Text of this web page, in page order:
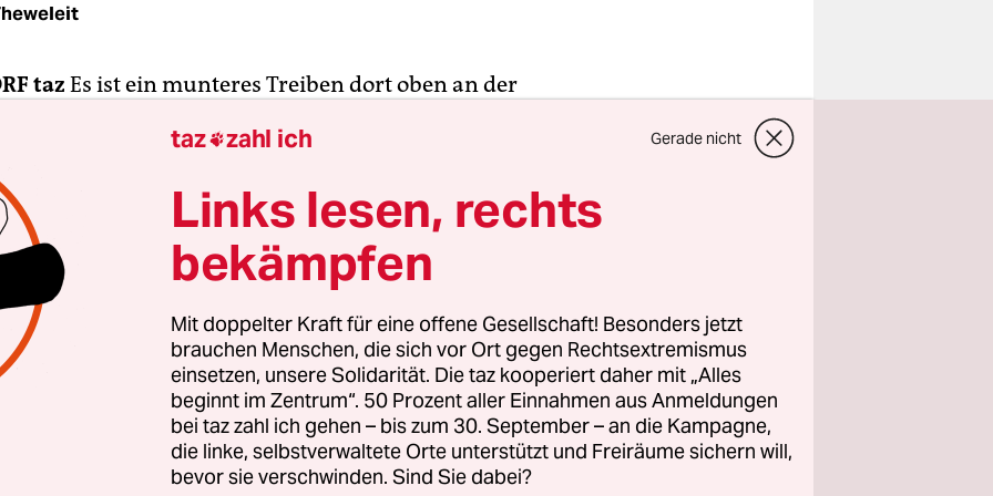
taz Es ist ein munteres Treiben dort oben an der
auf Platz 1: Leverkusen, Hertha BSC, Hoffenheim
1:2-Sieg bei Bayer Leverkusen ist der Hamburger SV an
Und Bayer mag einfach nicht so richtig ankommen in
Düsseldorf.
zum dramatischen Sieg von Hoffenheim hatte Bayer sich
einen abwartenden Beginn entschieden. Zunächst
etwas, dann leitete Hamburgs Paulo Guerrero die erste
Torszene der Partie einleitete. Der Peruaner setzte
außen gegen den ungeschickten Henrique durch, legte
Marcell Jansen, der sich den Ball auf den schwächeren
taz zahl ich Gerade nicht
Links lesen, rechts
bekämpfen
Mit doppelter Kraft für eine offene Gesellschaft! Besonders jetzt
brauchen Menschen, die sich vor Ort gegen Rechtsextremismus
einsetzen, unsere Solidarität. Die taz kooperiert daher mit „Alles
beginnt im Zentrum“. 50 Prozent aller Einnahmen aus Anmeldungen
bei taz zahl ich gehen – bis zum 30. September – an die Kampagne,
die linke, selbstverwaltete Orte unterstützt und Freiräume sichern will,
bevor sie verschwinden. Sind Sie dabei?